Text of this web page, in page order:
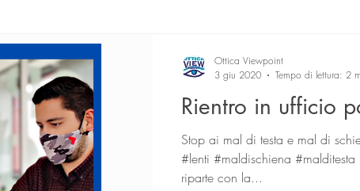
lenti a contatto
Rientro in ufficio
Stop ai mal di testa e mal di
#lenti #maldischiena
riparte con la...
Ottica Viewpoint
3 giu 2020
Tempo di lettura: 2